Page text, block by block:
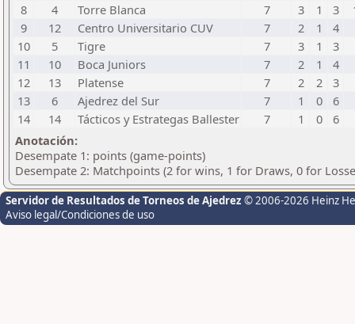
8
4 Torre Blanca 7 3 1 3
9
12 Centro Universitario CUV 7 2 1
4
10
5 Tigre 7 3 1
3
11
10 Boca Juniors 7 2 1
4
12
13 Platense 7 2 2
3
13
6 Ajedrez del Sur 7 1 0
6
14
14 Tácticos y Estrategas Ballester 7 1 0
6
Anotación:
Desempate 1: points (game-points)
Desempate 2: Matchpoints (2 for wins, 1 for Draws, 0 for
Servidor de Resultados de Torneos de Ajedrez © 2006-2026 Heinz
Aviso legal/Condiciones de uso